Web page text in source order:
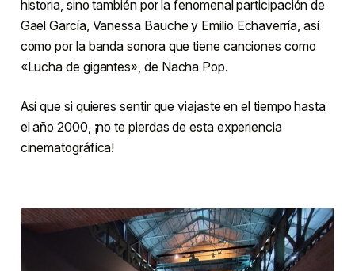
historia, sino también por la fenomenal participación de
Gael García, Vanessa Bauche y Emilio Echaverría, así
como por la banda sonora que tiene canciones como
«Lucha de gigantes», de Nacha Pop.
Así que si quieres sentir que viajaste en el tiempo hasta
el año 2000, ¡no te pierdas de esta experiencia
cinematográfica!